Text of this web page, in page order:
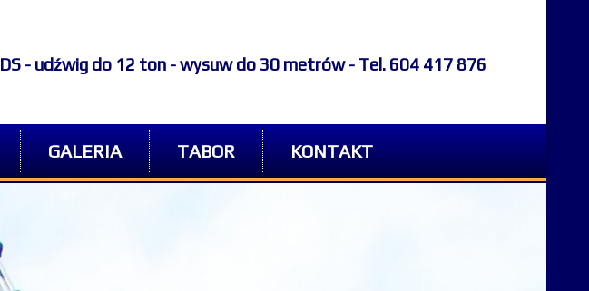
- udźwig do 12 ton - wysuw do 30 metrów - Tel. 604 417 876
GALERIA TABOR KONTAKT